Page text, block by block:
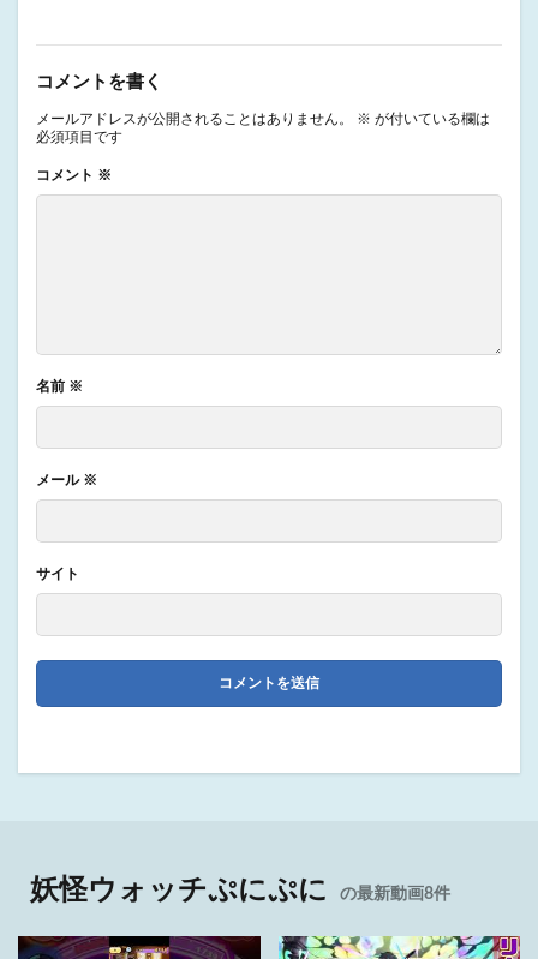
コメントを書く
メールアドレスが公開されることはありません。 ※ が付いている欄は
必須項目です
コメント ※
名前 ※
メール ※
サイト
妖怪ウォッチぷにぷに の最新動画8件